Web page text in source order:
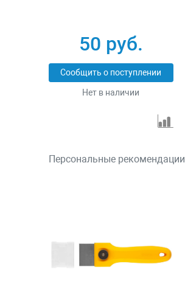
50 руб.
Сообщить о поступлении
Нет в наличии
Персональные рекомендации